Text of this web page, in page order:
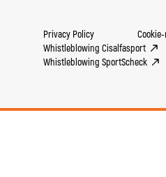
Privacy Policy
Whistleblowing Cisalfasport
Whistleblowing SportScheck